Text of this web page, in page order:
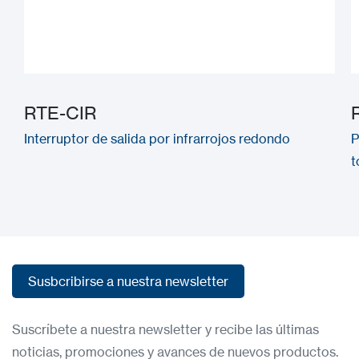
RTE-CIR
Interruptor de salida por infrarrojos redondo
Susbcribirse a nuestra newsletter
Suscríbete a nuestra newsletter y recibe las últimas
noticias, promociones y avances de nuevos productos.